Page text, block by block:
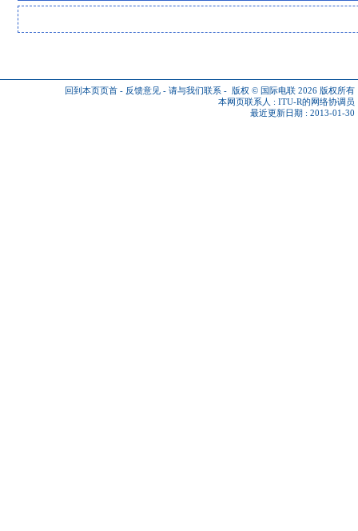
回到本页页首 - 反馈意见 - 请与我们联系 - 版权 © 国际电联 2026 版权所有
本网页联系人 : ITU-R的网络协调员
最近更新日期 : 2013-01-30